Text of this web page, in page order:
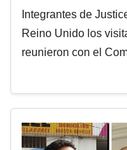
Integrantes de
Reino Unido los
reunieron con el